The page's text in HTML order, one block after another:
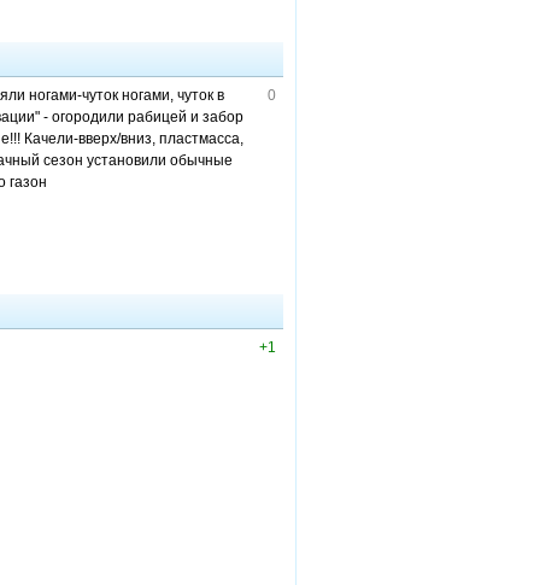
0
ногами-чуток ногами, чуток в
- огородили рабицей и забор
Качели-вверх/вниз, пластмасса,
сезон установили обычные
газон
+1